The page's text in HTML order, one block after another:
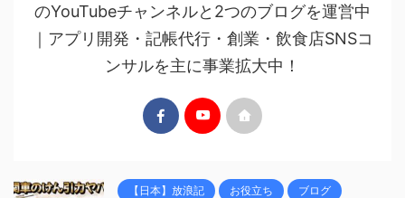
のYouTubeチャンネルと2つのブログを運営中
｜アプリ開発・記帳代行・創業・飲食店SNSコ
ンサルを主に事業拡大中！
【日本】放浪記 お役立ち ブログ